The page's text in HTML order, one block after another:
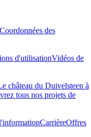
Coordonnées des
d'utilisationVidéos de
château du Duivelsteen à
tous nos projets de
CarrièreOffres